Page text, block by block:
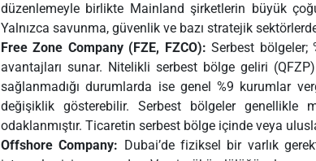
düzenlemeyle birlikte Mainland şirketlerin büyük
Yalnızca savunma, güvenlik ve bazı stratejik
Free Zone Company (FZE, FZCO): Serbest
avantajları sunar. Nitelikli serbest bölge geliri
sağlanmadığı durumlarda ise genel %9 kurumlar
değişiklik gösterebilir. Serbest bölgeler
odaklanmıştır. Ticaretin serbest bölge içinde veya
Offshore Company: Dubai’de fiziksel bir varlık